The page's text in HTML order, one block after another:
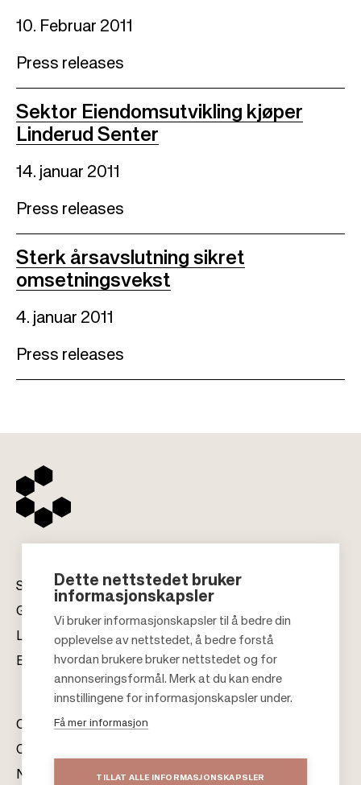
10. Februar 2011
Press releases
Sektor Eiendomsutvikling kjøper
Linderud Senter
14. januar 2011
Press releases
Sterk årsavslutning sikret
omsetningsvekst
4. januar 2011
Press releases
o
t
Senter
Gavekort
Leiekontakt
Bærekraft
Om oss
Citylife
Nyhetsrom
Dette nettstedet bruker
informasjonskapsler
Vi bruker informasjonskapsler til å bedre din
opplevelse av nettstedet, å bedre forstå
hvordan brukere bruker nettstedet og for
annonseringsformål. Merk at du kan endre
innstillingene for informasjonskapsler under.
Få mer informasjon
TILLAT ALLE INFORMASJONSKAPSLER